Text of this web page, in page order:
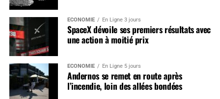
ÉCONOMIE En Ligne 3 jours
SpaceX dévoile ses premiers résultats avec
une action à moitié prix
ÉCONOMIE En Ligne 5 jours
Andernos se remet en route après
l’incendie, loin des allées bondées